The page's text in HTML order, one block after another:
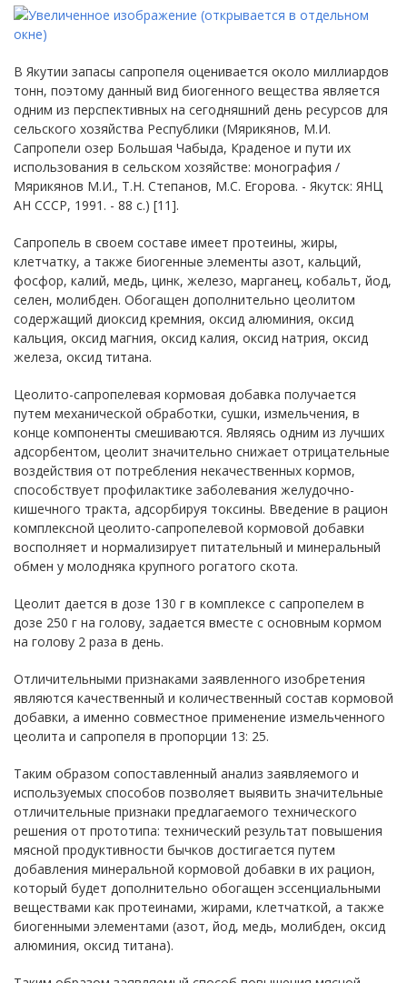
В Якутии запасы сапропеля оценивается около миллиардов
тонн, поэтому данный вид биогенного вещества является
одним из перспективных на сегодняшний день ресурсов для
сельского хозяйства Республики (Мярикянов, М.И.
Сапропели озер Большая Чабыда, Краденое и пути их
использования в сельском хозяйстве: монография /
Мярикянов М.И., Т.Н. Степанов, М.С. Егорова. - Якутск: ЯНЦ
АН СССР, 1991. - 88 с.) [11].
Сапропель в своем составе имеет протеины, жиры,
клетчатку, а также биогенные элементы азот, кальций,
фосфор, калий, медь, цинк, железо, марганец, кобальт, йод,
селен, молибден. Обогащен дополнительно цеолитом
содержащий диоксид кремния, оксид алюминия, оксид
кальция, оксид магния, оксид калия, оксид натрия, оксид
железа, оксид титана.
Цеолито-сапропелевая кормовая добавка получается
путем механической обработки, сушки, измельчения, в
конце компоненты смешиваются. Являясь одним из лучших
адсорбентом, цеолит значительно снижает отрицательные
воздействия от потребления некачественных кормов,
способствует профилактике заболевания желудочно-
кишечного тракта, адсорбируя токсины. Введение в рацион
комплексной цеолито-сапропелевой кормовой добавки
восполняет и нормализирует питательный и минеральный
обмен у молодняка крупного рогатого скота.
Цеолит дается в дозе 130 г в комплексе с сапропелем в
дозе 250 г на голову, задается вместе с основным кормом
на голову 2 раза в день.
Отличительными признаками заявленного изобретения
являются качественный и количественный состав кормовой
добавки, а именно совместное применение измельченного
цеолита и сапропеля в пропорции 13: 25.
Таким образом сопоставленный анализ заявляемого и
используемых способов позволяет выявить значительные
отличительные признаки предлагаемого технического
решения от прототипа: технический результат повышения
мясной продуктивности бычков достигается путем
добавления минеральной кормовой добавки в их рацион,
который будет дополнительно обогащен эссенциальными
веществами как протеинами, жирами, клетчаткой, а также
биогенными элементами (азот, йод, медь, молибден, оксид
алюминия, оксид титана).